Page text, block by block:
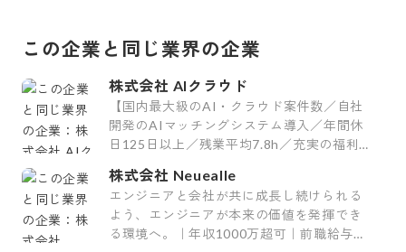
この企業と同じ業界の企業
株式会社 AIクラウド
【国内最大級のAI・クラウド案件数／自社
開発のAIマッチングシステム導入／年間休
日125日以上／残業平均7.8h／充実の福利
株式会社 Neuealle
エンジニアと会社が共に成長し続けられる
よう、エンジニアが本来の価値を発揮でき
る環境へ。｜年収1000万超可｜前職給与保